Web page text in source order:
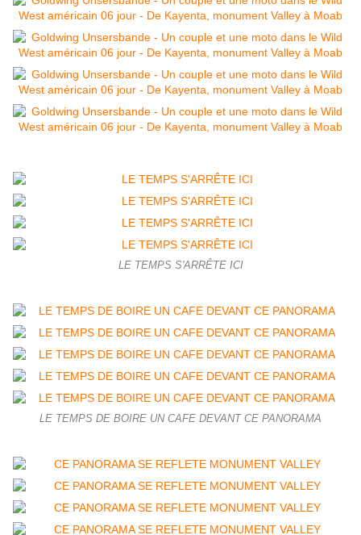
LE TEMPS S'ARRÊTE ICI
LE TEMPS DE BOIRE UN CAFE DEVANT CE PANORAMA